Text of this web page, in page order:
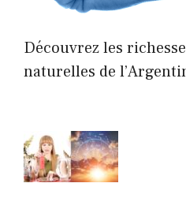
Découvrez les
naturelles de